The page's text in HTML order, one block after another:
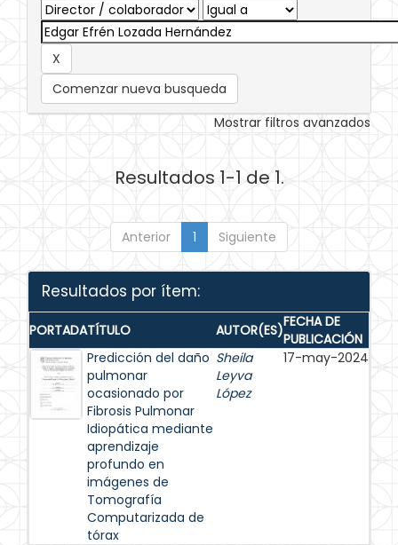
Comenzar nueva busqueda
Mostrar filtros avanzados
Resultados 1-1 de 1.
Anterior 1 Siguiente
Resultados por ítem:
PORTADATÍTULO AUTOR(ES)FECHA DE
PUBLICACIÓN
Predicción del daño
pulmonar
ocasionado por
Fibrosis Pulmonar
Idiopática mediante
aprendizaje
profundo en
imágenes de
Tomografía
Computarizada de
tórax
Sheila
Leyva
López
17-may-2024